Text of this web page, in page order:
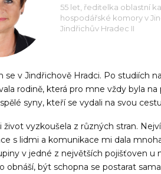
55 let, ředitelka oblastní
hospodářské komory v
Jindřichův Hradec II
se v Jindřichově Hradci. Po studiích
rodině, která pro mne vždy byla
syny, kteří se vydali na svou
život vyzkoušela z různých stran.
s lidmi a komunikace mi dala
v jedné z největších pojišťoven u
obnáší, být schopna se postarat